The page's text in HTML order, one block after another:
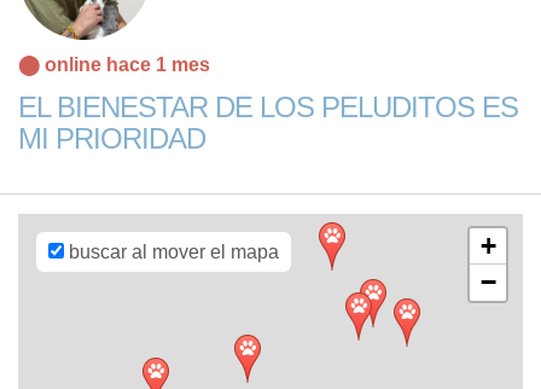
⬤ online hace 1 mes
EL BIENESTAR DE LOS PELUDITOS ES
MI PRIORIDAD
buscar al mover el mapa
+
−
data ©